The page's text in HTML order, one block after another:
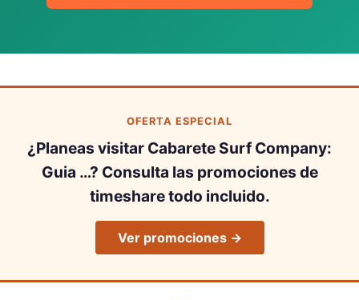
OFERTA ESPECIAL
¿Planeas visitar Cabarete Surf Company:
Guia …? Consulta las promociones de
timeshare todo incluido.
Ver promociones →